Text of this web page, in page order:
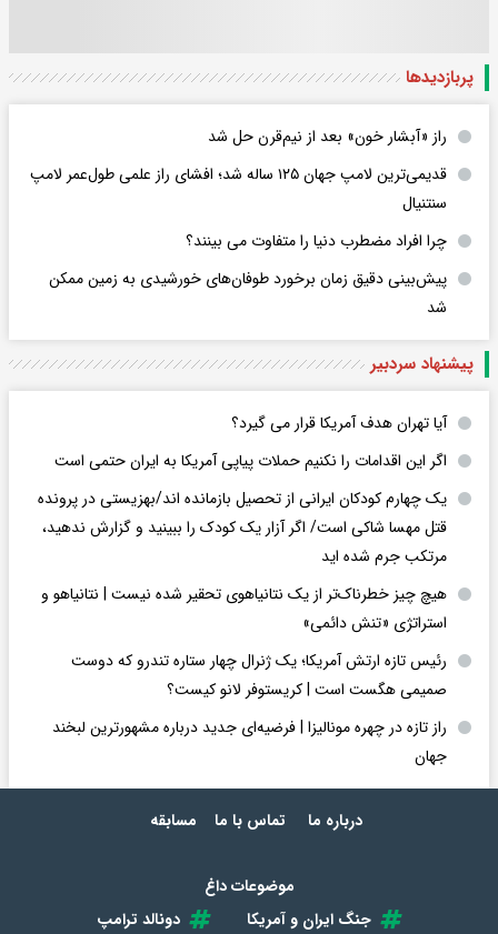
پربازدید‌ها
راز «آبشار خون» بعد از نیم‌قرن حل شد
قدیمی‌ترین لامپ جهان ۱۲۵ ساله شد؛ افشای راز علمی طول‌عمر لامپ
سنتنیال
چرا افراد مضطرب دنیا را متفاوت می بینند؟
پیش‌بینی دقیق زمان برخورد طوفان‌های خورشیدی به زمین ممکن
شد
پیشنهاد سردبیر
آیا تهران هدف آمریکا قرار می گیرد؟
اگر این اقدامات را نکنیم حملات پیاپی آمریکا به ایران حتمی است
یک چهارم کودکان ایرانی از تحصیل بازمانده اند/بهزیستی در پرونده
قتل مهسا شاکی است/ اگر آزار یک کودک را ببینید و گزارش ندهید،
مرتکب جرم شده اید
هیچ چیز خطرناک‌تر از یک نتانیاهوی تحقیر شده نیست | نتانیاهو و
استراتژی «تنش دائمی»
رئیس تازه ارتش آمریکا؛ یک ژنرال چهار ستاره تندرو که دوست
صمیمی هگست است | کریستوفر لانو کیست؟
راز تازه در چهره مونالیزا | فرضیه‌ای جدید درباره مشهورترین لبخند
جهان
درباره ما تماس با ما مسابقه
موضوعات داغ
جنگ ایران و آمریکا
دونالد ترامپ